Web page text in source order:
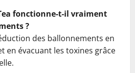
fonctionne-t-il vraiment
?
des ballonnements en
en évacuant les toxines grâce